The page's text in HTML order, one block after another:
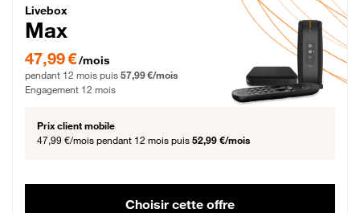
Livebox Max Fibre
Livebox
Max
47,99 € par mois pendant 12 mois puis 57,99 € par mois, Engagement 12 mois
47,99 €/mois
pendant 12 mois puis 57,99 €/mois
Engagement 12 mois
Prix client mobile
47,99 €/mois pendant 12 mois puis 52,99 €/mois
Choisir cette offre